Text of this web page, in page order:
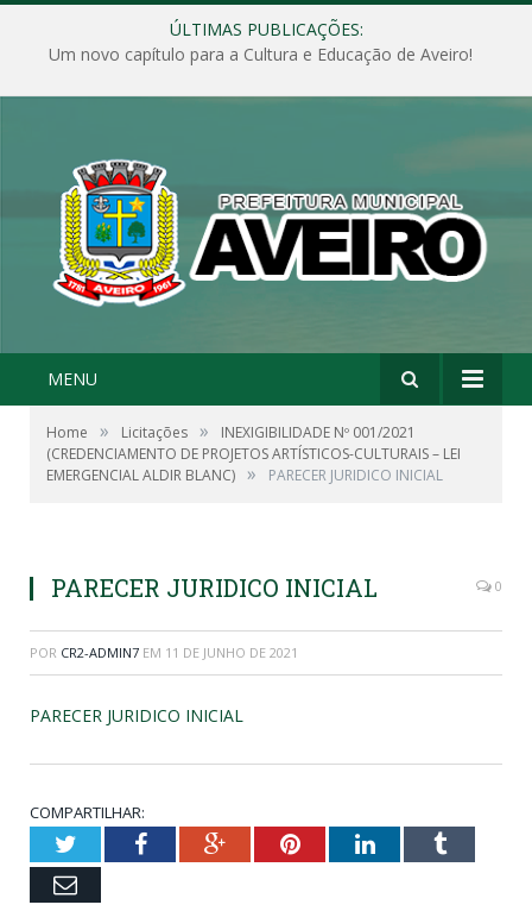
ÚLTIMAS PUBLICAÇÕES:
Um novo capítulo para a Cultura e Educação de Aveiro!
MENU
Home » Licitações »
INEXIGIBILIDADE Nº 001/2021
(CREDENCIAMENTO DE PROJETOS ARTÍSTICOS-CULTURAIS – LEI
EMERGENCIAL ALDIR BLANC) » PARECER JURIDICO INICIAL
PARECER JURIDICO INICIAL 0
POR CR2-ADMIN7 EM 11 DE JUNHO DE 2021
PARECER JURIDICO INICIAL
COMPARTILHAR:
TwitterFacebookGoogle+PinterestLinkedInTumblr
Email